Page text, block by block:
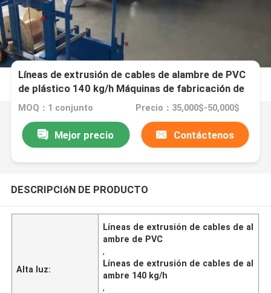
Líneas de extrusión de cables de alambre de PVC
de plástico 140 kg/h Máquinas de fabricación de
alambre
MOQ：1 conjunto Precio：35,000$-50,000$
Mejor precio Contáctenos
DESCRIPCIóN DE PRODUCTO
Alta luz:
Líneas de extrusión de cables de al
ambre de PVC
,
Líneas de extrusión de cables de al
ambre 140 kg/h
,